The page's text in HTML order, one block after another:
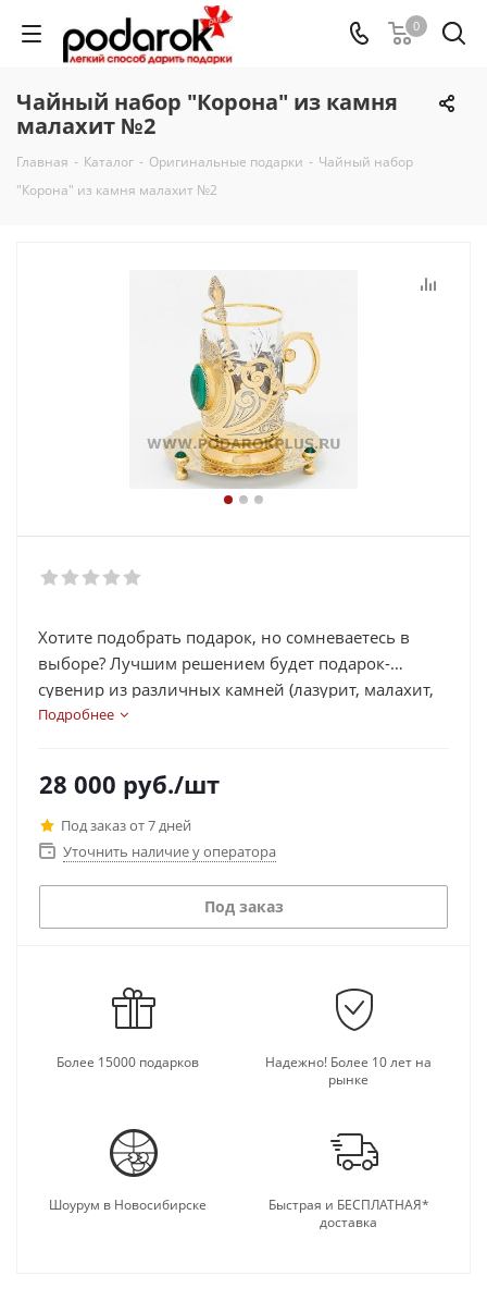
0
Чайный набор "Корона" из камня
малахит №2
Главная - Каталог - Оригинальные подарки - Чайный набор
"Корона" из камня малахит №2
Хотите подобрать подарок, но сомневаетесь в
выборе? Лучшим решением будет подарок-
сувенир из различных камней (лазурит, малахит,
яшма, змеевик, агат, рубин, нефрит и др.) в виде
несут в себе определенную энергетическую силу,
помогают в работе, делах, активизируют
иммунную работу организма и многое другое.
и родных, а также его можно подарить
руководителям и коллегам, так как камни на
Подробнее
28 000 руб./шт
Под заказ от 7 дней
Уточнить наличие у оператора
Под заказ
Более 15000 подарков
Надежно! Более 10 лет на
рынке
Шоурум в Новосибирске
Быстрая и БЕСПЛАТНАЯ*
доставка